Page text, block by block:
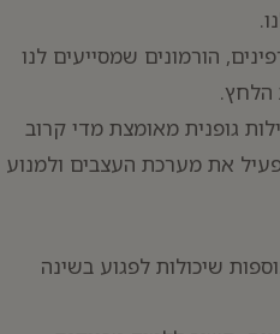
הורמונים שמסייעים לנו
הלחץ.
גופנית מאומצת מדי קרוב
את מערכת העצבים ולמנוע
שיכולות לפגוע בשינה